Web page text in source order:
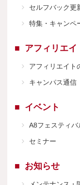
セルフバック更
特集・キャンペ
アフィリエイ
アフィリエイト
キャンパス通信
イベント
A8フェスティバ
セミナー
お知らせ